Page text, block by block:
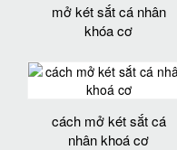
mở két sắt cá nhân
khóa cơ
cách mở két sắt cá
nhân khoá cơ